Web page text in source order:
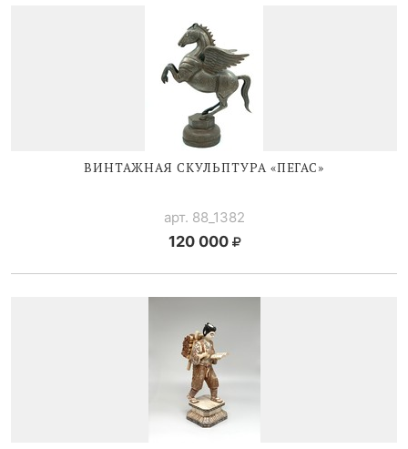
ВИНТАЖНАЯ СКУЛЬПТУРА «ПЕГАС»
арт. 88_1382
120 000